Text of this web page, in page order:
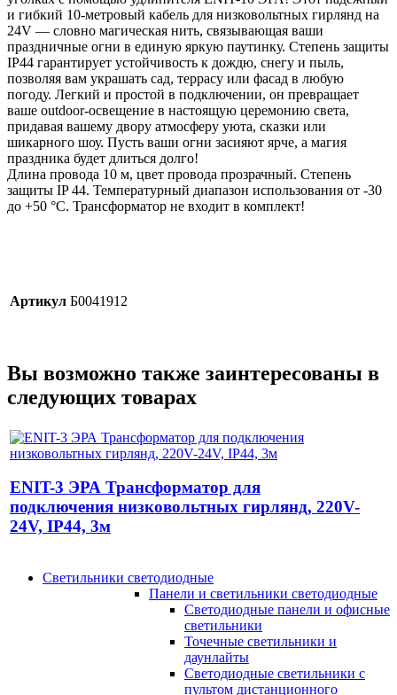
и гибкий 10-метровый кабель для низковольтных гирлянд на
24V — словно магическая нить, связывающая ваши
праздничные огни в единую яркую паутинку. Степень защиты
IP44 гарантирует устойчивость к дождю, снегу и пыль,
позволяя вам украшать сад, террасу или фасад в любую
погоду. Легкий и простой в подключении, он превращает
ваше outdoor-освещение в настоящую церемонию света,
придавая вашему двору атмосферу уюта, сказки или
шикарного шоу. Пусть ваши огни засияют ярче, а магия
праздника будет длиться долго!
Длина провода 10 м, цвет провода прозрачный. Степень
защиты IP 44. Температурный диапазон использования от -30
до +50 °С. Трансформатор не входит в комплект!
Артикул Б0041912
Вы возможно также заинтересованы в
следующих товарах
ENIT-3 ЭРА Трансформатор для
подключения низковольтных гирлянд, 220V-
24V, IP44, 3м
Светильники светодиодные
Панели и светильники светодиодные
Светодиодные панели и офисные
светильники
Точечные светильники и
даунлайты
Светодиодные светильники с
пультом дистанционного